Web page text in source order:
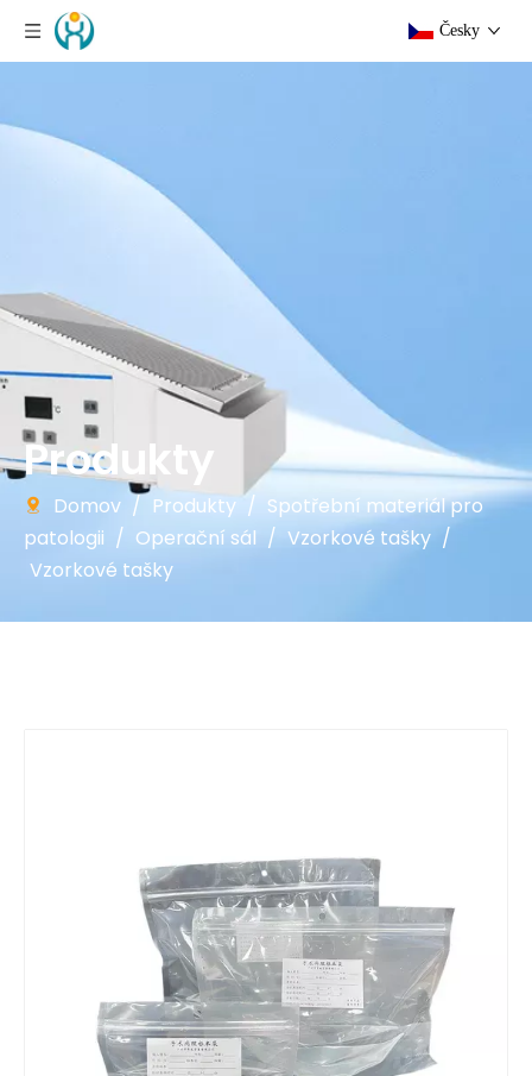
Česky
Produkty
Domov / Produkty / Spotřební materiál pro
patologii / Operační sál / Vzorkové tašky /
Vzorkové tašky